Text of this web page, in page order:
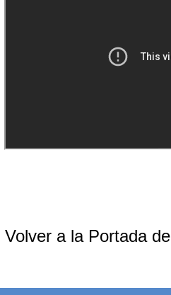
Volver a la Portada de